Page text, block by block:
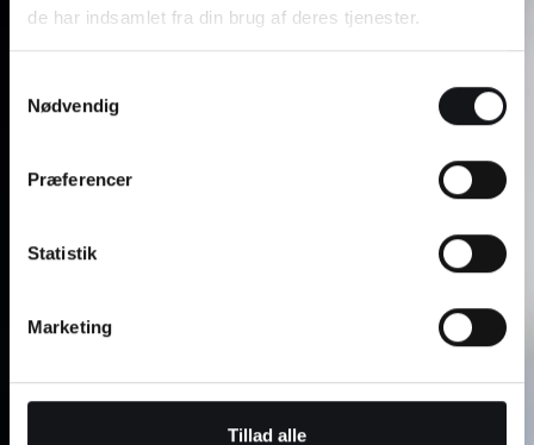
de har indsamlet fra din brug af deres tjenester.
Nødvendig
Præferencer
Statistik
Marketing
Tillad alle